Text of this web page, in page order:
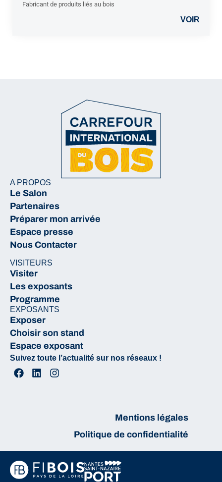
Fabricant de produits liés au bois
VOIR
A PROPOS
Le Salon
Partenaires
Préparer mon arrivée
Espace presse
Nous Contacter
VISITEURS
Visiter
Les exposants
Programme
EXPOSANTS
Exposer
Choisir son stand
Espace exposant
Suivez toute l’actualité sur nos réseaux !
Mentions légales
Politique de confidentialité